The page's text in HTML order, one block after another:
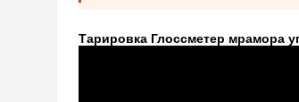
Тарировка Глоссметер мрамора